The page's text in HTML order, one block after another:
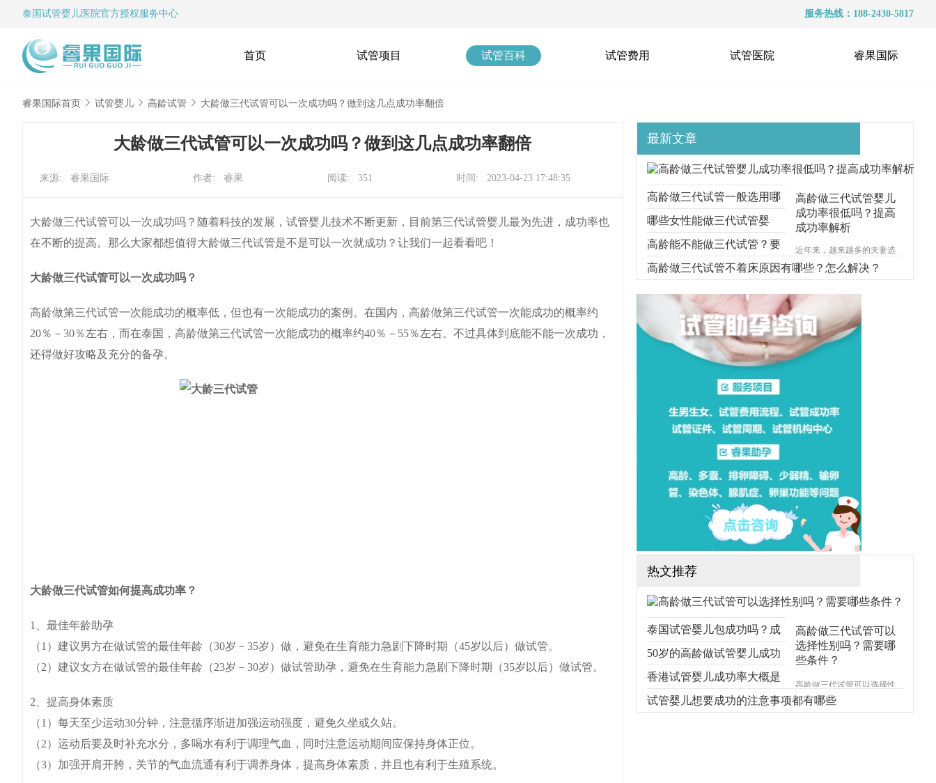
泰国试管婴儿 医院官方授权服务中心 服务热线：188-2430-5817
首页 试管项目 试管百科 试管费用 试管医院 睿果国际
睿果国际首页 试管婴儿 高龄试管 大龄做三代试管可以一次成功吗？做到这几点成功率翻倍
大龄做三代试管可以一次成功吗？做到这几点成功率翻倍
来源: 睿果国际 作者: 睿果 阅读: 351 时间: 2023-04-23 17:48:35
大龄做三代试管可以一次成功吗？随着科技的发展，试管婴儿技术不断更新，目前第三代试管婴儿最为先进，成功率也
在不断的提高。那么大家都想值得大龄做三代试管是不是可以一次就成功？让我们一起看看吧！
大龄做三代试管可以一次成功吗？
高龄做第三代试管一次能成功的概率低，但也有一次能成功的案例。在国内，高龄做第三代试管一次能成功的概率约
20％－30％左右，而在泰国，高龄做第三代试管一次能成功的概率约40％－55％左右。不过具体到底能不能一次成功，
还得做好攻略及充分的备孕。
大龄做三代试管如何提高成功率？
1、最佳年龄助孕
（1）建议男方在做试管的最佳年龄（30岁－35岁）做，避免在生育能力急剧下降时期（45岁以后）做试管。
（2）建议女方在做试管的最佳年龄（23岁－30岁）做试管助孕，避免在生育能力急剧下降时期（35岁以后）做试管。
2、提高身体素质
（1）每天至少运动30分钟，注意循序渐进加强运动强度，避免久坐或久站。
（2）运动后要及时补充水分，多喝水有利于调理气血，同时注意运动期间应保持身体正位。
（3）加强开肩开胯，关节的气血流通有利于调养身体，提高身体素质，并且也有利于生殖系统。
最新文章
高龄做三代试管婴儿
成功率很低吗？提高
成功率解析
近年来，越来越多的夫妻选
择通过试管婴儿技术来实现
生育梦想，但是许多人对于
疑虑和担忧。那么高龄女性
做试管是不是很低？让我们
一起来了解一下吧！（如果
还想了解更多的试管婴儿流
程、费用、成功率，可点击
高龄做三代试管一般选用哪
种方案？看看这些
哪些女性能做三代试管婴
儿？高龄还能做三代试管
吗？
高龄能不能做三代试管？要
满足这些
高龄做三代试管不着床原因有哪些？怎么解决？
热文推荐
高龄做三代试管可以
选择性别吗？需要哪
些条件？
高龄做三代试管可以选择性
别吗？随着试管婴儿技术的
发展，我们发现身边更多的
泰国试管婴儿包成功吗？成
功率多少？
50岁的高龄做试管婴儿成功
率高吗
香港试管婴儿成功率大概是
什么情况
试管婴儿想要成功的注意事项都有哪些